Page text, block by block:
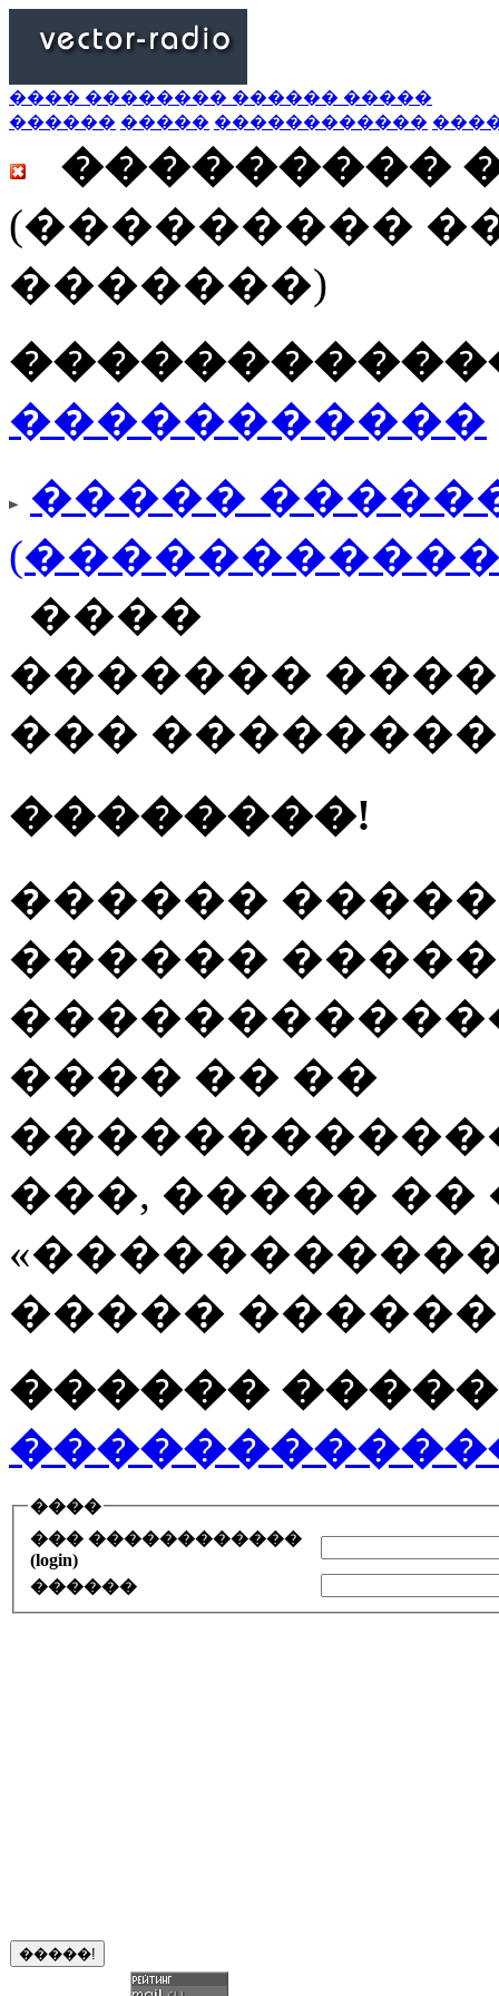
���� �������� ������ �����
������ ����� ������������
���������
(���������
�������)
�����������
�����
����
�������
���
��������!
������
������
���� �� ��
���, ����� ��
�����
������
����
��� ������������
(login)
������